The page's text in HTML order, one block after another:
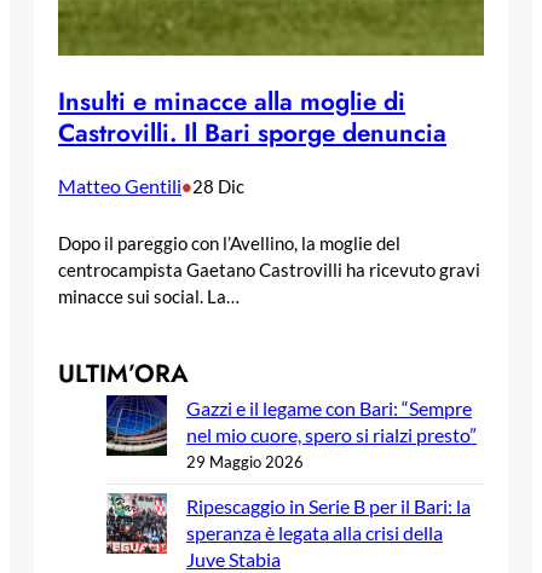
Insulti e minacce alla moglie di
Castrovilli. Il Bari sporge denuncia
Matteo Gentili•28 Dic
Dopo il pareggio con l’Avellino, la moglie del
centrocampista Gaetano Castrovilli ha ricevuto gravi
minacce sui social. La…
ULTIM’ORA
Gazzi e il legame con Bari: “Sempre
nel mio cuore, spero si rialzi presto”
29 Maggio 2026
Ripescaggio in Serie B per il Bari: la
speranza è legata alla crisi della
Juve Stabia